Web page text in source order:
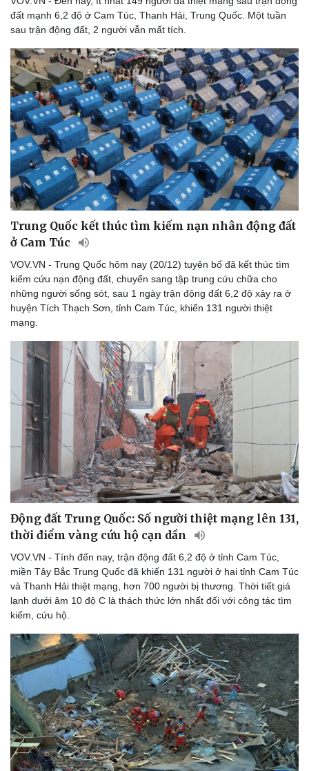
Thể thao
Bóng đá
Lịch thi đấu bóng đá
Thế giới thể thao
eSports
Hậu trường
Ô tô - Xe máy
Ô tô
Xe máy
Tư vấn
đất mạnh 6,2 độ ở Cam Túc, Thanh Hải, Trung Quốc. Một tuần
sau trận động đất, 2 người vẫn mất tích.
Trung Quốc kết thúc tìm kiếm nạn nhân động đất
ở Cam Túc
VOV.VN - Trung Quốc hôm nay (20/12) tuyên bố đã kết thúc tìm
kiếm cứu nạn động đất, chuyển sang tập trung cứu chữa cho
những người sống sót, sau 1 ngày trận động đất 6,2 độ xảy ra ở
huyện Tích Thạch Sơn, tỉnh Cam Túc, khiến 131 người thiệt
mạng.
Động đất Trung Quốc: Số người thiệt mạng lên 131,
thời điểm vàng cứu hộ cạn dần
VOV.VN - Tính đến nay, trận động đất 6,2 độ ở tỉnh Cam Túc,
miền Tây Bắc Trung Quốc đã khiến 131 người ở hai tỉnh Cam Túc
và Thanh Hải thiệt mạng, hơn 700 người bị thương. Thời tiết giá
lạnh dưới âm 10 độ C là thách thức lớn nhất đối với công tác tìm
kiếm, cứu hộ.